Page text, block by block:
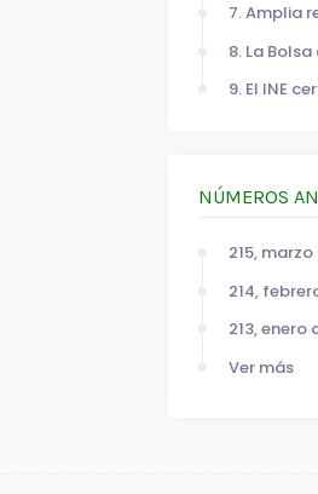
7. Amplia
8. La
9. El INE
NÚMEROS
215,
214,
213, enero
Ver más